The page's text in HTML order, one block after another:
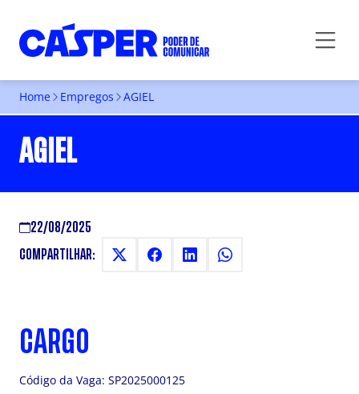
Home Empregos AGIEL
AGIEL
22/08/2025
COMPARTILHAR:
CARGO
Código da Vaga: SP2025000125